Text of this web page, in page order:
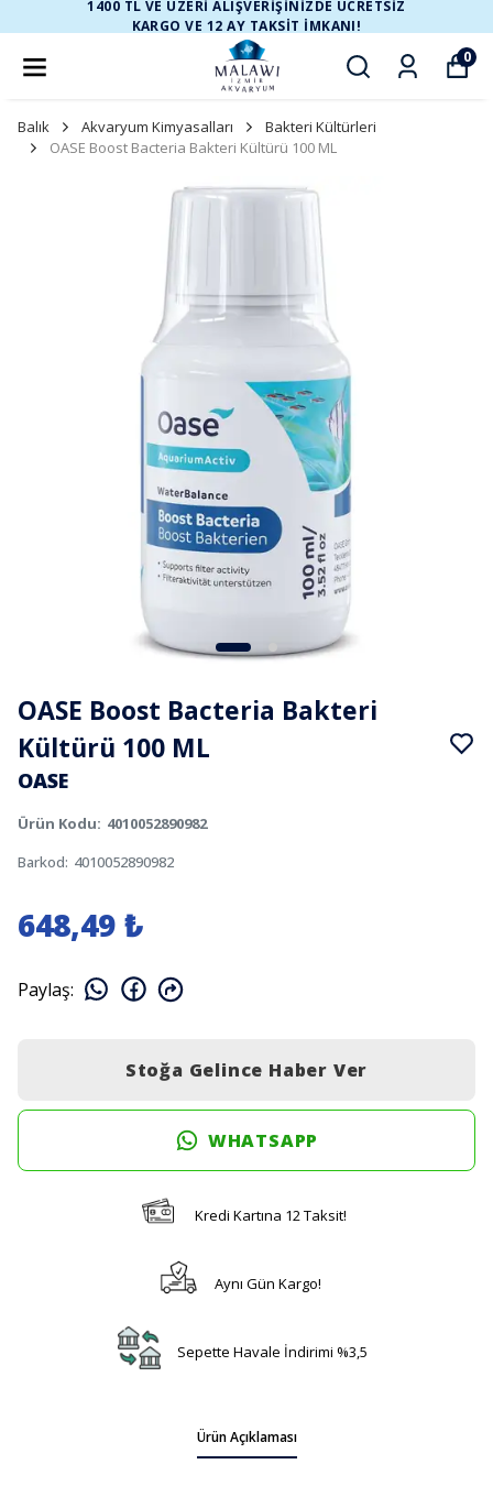
1400 TL VE ÜZERİ ALIŞVERİŞİNİZDE ÜCRETSİZ
KARGO VE 12 AY TAKSİT İMKANI!
0
Balık Akvaryum Kimyasalları
Bakteri Kültürleri
OASE Boost Bacteria Bakteri Kültürü 100 ML
OASE Boost Bacteria Bakteri
Kültürü 100 ML
OASE
Ürün Kodu: 4010052890982
Barkod: 4010052890982
648,49 ₺
Paylaş:
Stoğa Gelince Haber Ver
WHATSAPP
Kredi Kartına 12 Taksit!
Aynı Gün Kargo!
Sepette Havale İndirimi %3,5
Ürün Açıklaması